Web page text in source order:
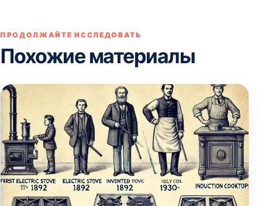
ПРОДОЛЖАЙТЕ ИССЛЕДОВАТЬ
Похожие материалы